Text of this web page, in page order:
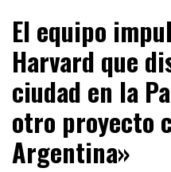
ARGENTINA +
+ENERGÍAS RENOVABLES
SOCIALMENTE
El equipo
Harvard que
ciudad en la
otro proyecto
Argentina»